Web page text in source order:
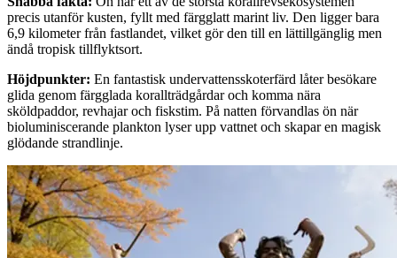
precis utanför kusten, fyllt med färgglatt marint liv. Den ligger bara
6,9 kilometer från fastlandet, vilket gör den till en lättillgänglig men
ändå tropisk tillflyktsort.
Höjdpunkter: En fantastisk undervattensskoterfärd låter besökare
glida genom färgglada korallträdgårdar och komma nära
sköldpaddor, revhajar och fiskstim. På natten förvandlas ön när
bioluminiscerande plankton lyser upp vattnet och skapar en magisk
glödande strandlinje.